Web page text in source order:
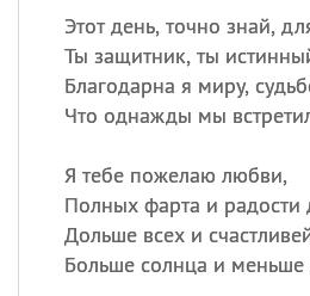
Этот день, точно знай,
Ты защитник, ты
Благодарна я миру,
Что однажды мы
Я тебе пожелаю любви,
Полных фарта и радости
Дольше всех и
Больше солнца и
07.08
07.08